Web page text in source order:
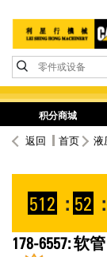
零件或设备
积分商城
返回 首页 液
512 : 52 :
178-6557: 软管